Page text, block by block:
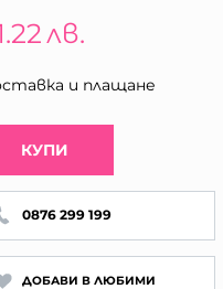
лв.
и плащане
КУПИ
0876 299 199
ДОБАВИ В ЛЮБИМИ